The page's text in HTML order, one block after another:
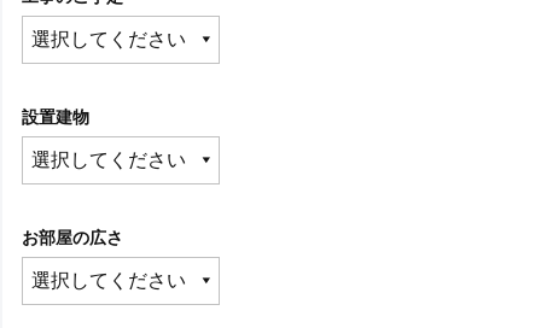
設置建物
お部屋の広さ